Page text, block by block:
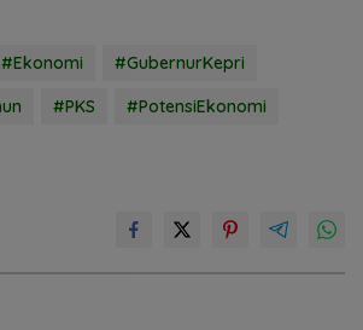
#Ekonomi
#GubernurKepri
#PKS
#PotensiEkonomi